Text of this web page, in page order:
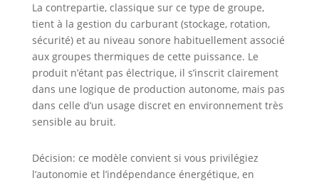
La contrepartie, classique sur ce type de groupe,
tient à la gestion du carburant (stockage, rotation,
sécurité) et au niveau sonore habituellement associé
aux groupes thermiques de cette puissance. Le
produit n’étant pas électrique, il s’inscrit clairement
dans une logique de production autonome, mais pas
dans celle d’un usage discret en environnement très
sensible au bruit.
Décision: ce modèle convient si vous privilégiez
l’autonomie et l’indépendance énergétique, en